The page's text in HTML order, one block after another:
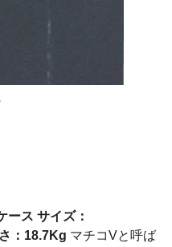
ス サイズ：
：18.7Kg マチコVと呼ば